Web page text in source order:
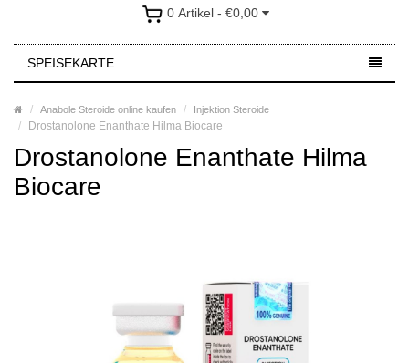
0 Artikel - €0,00
SPEISEKARTE
Anabole Steroide online kaufen Injektion Steroide
Drostanolone Enanthate Hilma Biocare
Drostanolone Enanthate Hilma
Biocare